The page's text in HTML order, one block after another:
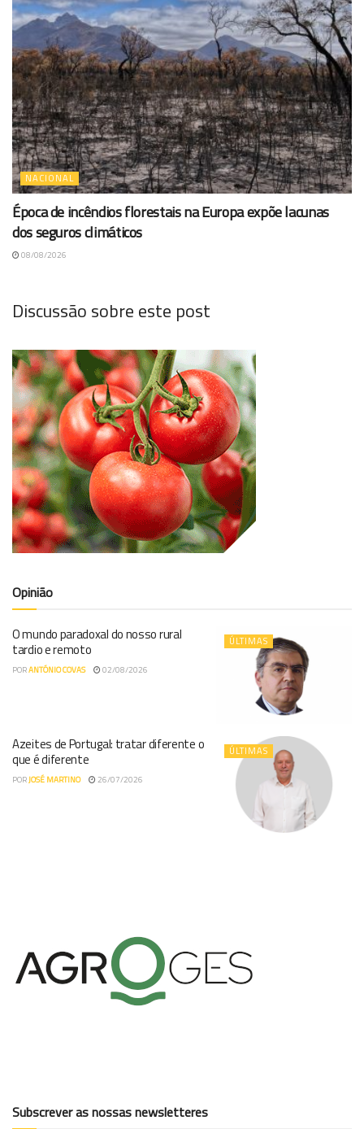
NACIONAL
Época de incêndios florestais na Europa expõe lacunas
dos seguros climáticos
08/08/2026
Discussão sobre este post
Opinião
ÚLTIMAS
O mundo paradoxal do nosso rural
tardio e remoto
PORANTÓNIO COVAS 02/08/2026
ÚLTIMAS
Azeites de Portugal: tratar diferente o
que é diferente
PORJOSÉ MARTINO 26/07/2026
Subscrever as nossas newsletteres